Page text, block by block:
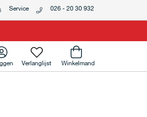
Service 026 - 20 30 932
Winkelmand
Verlanglijst